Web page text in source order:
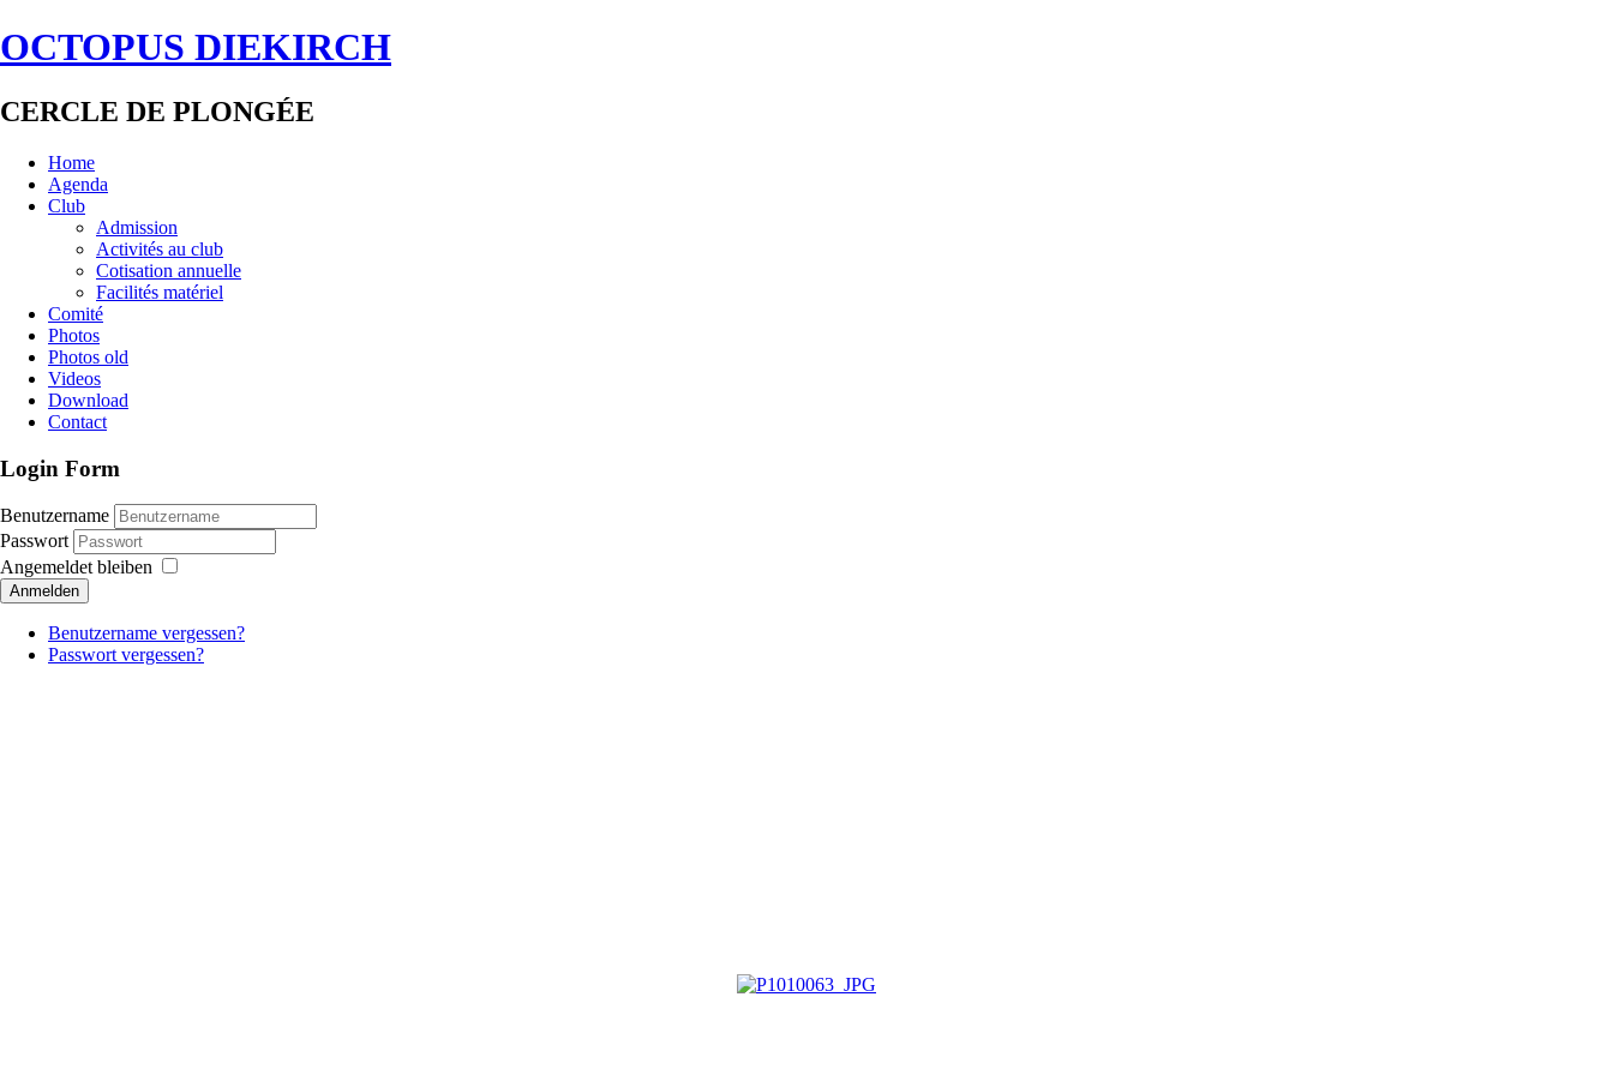
OCTOPUS DIEKIRCH
CERCLE DE PLONGÉE
Home
Agenda
Club
Admission
Activités au club
Cotisation annuelle
Facilités matériel
Comité
Photos
Photos old
Videos
Download
Contact
Login Form
Benutzername
Passwort
Angemeldet bleiben
Anmelden
Benutzername vergessen?
Passwort vergessen?